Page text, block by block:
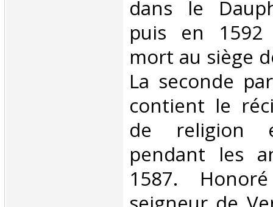
dans le
puis en 1592
mort au siège
La seconde
contient le
de religion
pendant les
1587.